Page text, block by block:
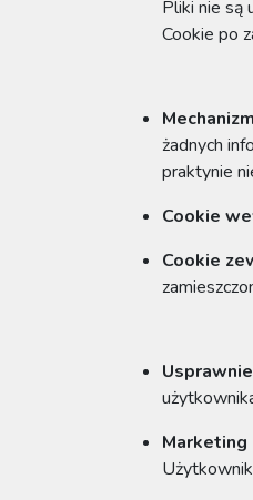
Pliki nie są
Cookie po
żadnych
praktynie
Cookie
Cookie
Marketing